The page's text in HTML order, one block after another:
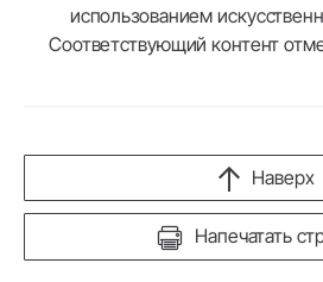
использованием
Соответствующий контент
Напечатать
Наверх